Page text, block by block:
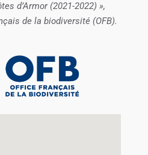
d’Armor (2021-2022) »,
de la biodiversité (OFB).